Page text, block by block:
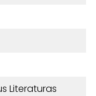
Literaturas